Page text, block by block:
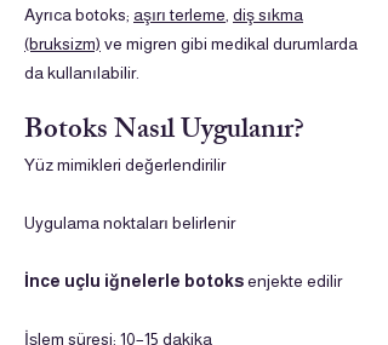
Ayrıca botoks; aşırı terleme diş sıkma
(bruksizm) ve migren gibi medikal durumlarda
da kullanılabilir.
Botoks Nasıl Uygulanır?
Yüz mimikleri değerlendirilir
Uygulama noktaları belirlenir
İnce uçlu iğnelerle botoksenjekte edilir
İşlem süresi: 10–15 dakika